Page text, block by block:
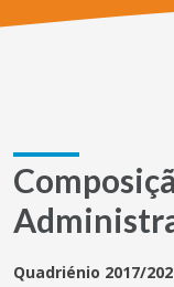
Quadriénio 2017/